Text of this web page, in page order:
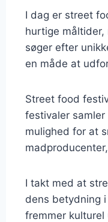
I dag er street
hurtige måltider,
søger efter
en måde at
Street food
festivaler
mulighed for at
I takt med at
dens betydning
fremmer